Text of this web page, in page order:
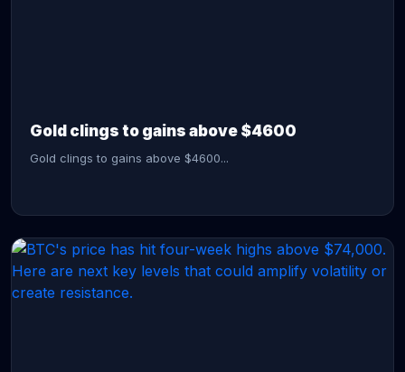
Gold clings to gains above $4600
Gold clings to gains above $4600...